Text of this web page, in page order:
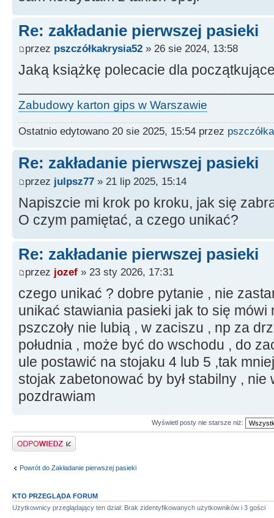
Re: zakładanie pierwszej pasieki
przez pszczółkakrysia52 » 26 sie 2024, 13:58
Jaką książkę polecacie dla
Zabudowy karton gips w Warszawie
Ostatnio edytowano 20 sie 2025, 15:54 przez
Re: zakładanie pierwszej pasieki
przez julpsz77 » 21 lip 2025, 15:14
Napiszcie mi krok po kroku, jak się
O czym pamiętać, a czego unikać?
Re: zakładanie pierwszej pasieki
przez jozef » 23 sty 2026, 17:31
czego unikać ? dobre pytanie , nie
unikać stawiania pasieki jak to się mówi
pszczoły nie lubią , w zaciszu , np za
południa , może być do wschodu , do
ule postawić na stojaku 4 lub 5 ,tak
stojak zabetonować by był stabilny ,
pozdrawiam
Wyświetl posty nie starsze niż:
Odpowiedz
Powrót do Zakładanie pierwszej pasieki
KTO PRZEGLĄDA FORUM
Użytkownicy przeglądający ten dział: Brak zidentyfikowanych użytkowników i 3 gości